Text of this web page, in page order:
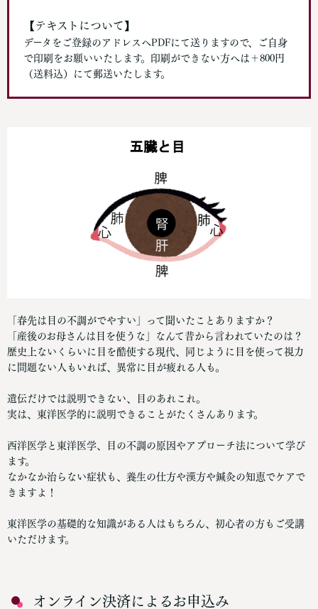
【テキストについて】
データをご登録のアドレスへPDFにて送りますので、ご自身
で印刷をお願いいたします。印刷ができない方へは＋800円
（送料込）にて郵送いたします。
「春先は目の不調がでやすい」って聞いたことありますか？
「産後のお母さんは目を使うな」なんて昔から言われていたのは？
歴史上ないくらいに目を酷使する現代、同じように目を使って視力
に問題ない人もいれば、異常に目が疲れる人も。
遺伝だけでは説明できない、目のあれこれ。
実は、東洋医学的に説明できることがたくさんあります。
西洋医学と東洋医学、目の不調の原因やアプローチ法について学び
ます。
なかなか治らない症状も、養生の仕方や漢方や鍼灸の知恵でケアで
きますよ！
東洋医学の基礎的な知識がある人はもちろん、初心者の方もご受講
いただけます。
オンライン決済によるお申込み